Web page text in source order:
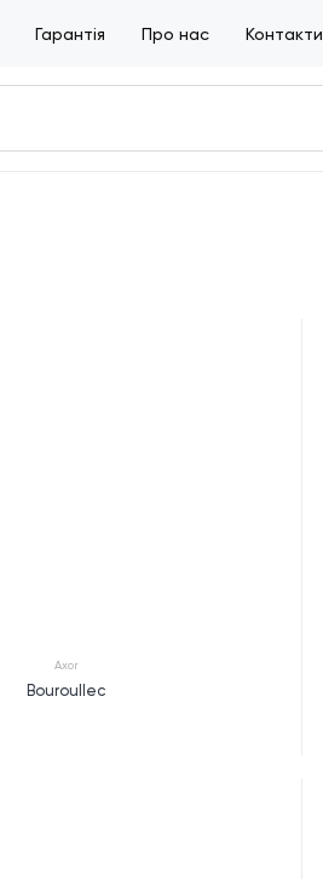
Гарантія Про нас Контакти
Axor
Bouroullec